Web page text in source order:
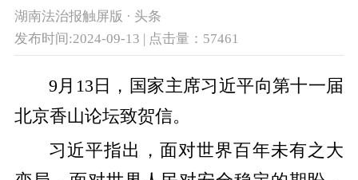
湖南法治报触屏版 · 头条
发布时间:2024-09-13 | 点击量：57461
9月13日，国家主席习近平向第十一届
北京香山论坛致贺信。
习近平指出，面对世界百年未有之大